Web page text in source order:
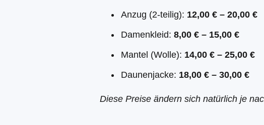
Anzug (2-teilig): 12,00 € – 20,00 €
Damenkleid: 8,00 € – 15,00 €
Mantel (Wolle): 14,00 € – 25,00 €
Daunenjacke: 18,00 € – 30,00 €
Diese Preise ändern sich natürlich je